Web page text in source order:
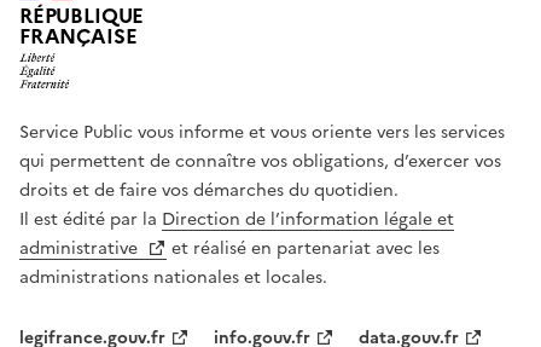
RÉPUBLIQUE
FRANÇAISE
Service Public vous informe et vous oriente vers les services
qui permettent de connaître vos obligations, d’exercer vos
droits et de faire vos démarches du quotidien.
Il est édité par la Direction de l’information légale et
administrative
et réalisé en partenariat avec les
administrations nationales et locales.
legifrance.gouv.fr info.gouv.fr data.gouv.fr